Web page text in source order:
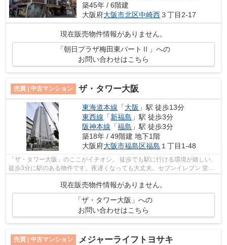
築45年 / 6階建
大阪府大阪市北区中崎西３丁目2-17
現在販売物件情報がありません。
「朝日プラザ梅田東パートⅡ」への
お問い合わせはこちら
売買 | 中古マンション ザ・タワー大阪
東海道本線 「大阪 」駅 徒歩13分
東西線 「新福島 」駅 徒歩3分
阪神本線 「福島 」駅 徒歩3分
築18年 / 49階建 地下1階
大阪府大阪市福島区福島 １丁目1-48
「ザ・タワー大阪」のここがイチオシ。 徒歩でも駅に行ける環境が嬉しい、
徒歩3分に駅のある物件です。夜遅くなっても大丈夫。セブンイレブン 堂島
現在販売物件情報がありません。
「ザ・タワー大阪」への
お問い合わせはこちら
売買 | 中古マンション メジャーライフトヨサキ